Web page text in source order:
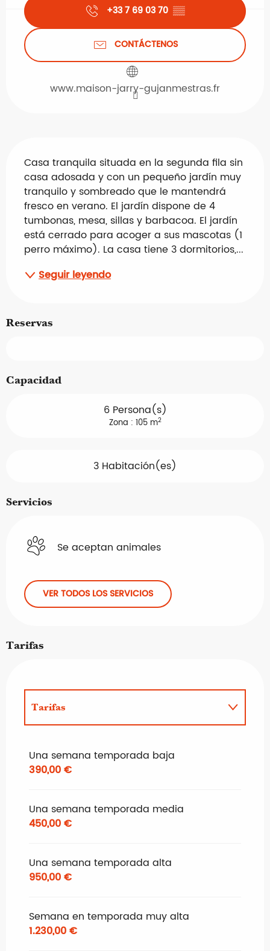
+33 7 69 03 70 ▒▒
CONTÁCTENOS
www.maison-jarry-gujanmestras.fr
Casa tranquila situada en la segunda fila sin
casa adosada y con un pequeño jardín muy
tranquilo y sombreado que le mantendrá
fresco en verano. El jardín dispone de 4
tumbonas, mesa, sillas y barbacoa. El jardín
está cerrado para acoger a sus mascotas (1
perro máximo). La casa tiene 3 dormitorios,...
Seguir leyendo
Reservas
Capacidad
6 Persona(s)
Zona : 105 m2
3 Habitación(es)
Servicios
Se aceptan animales
VER TODOS LOS SERVICIOS
Tarifas
Tarifas
Una semana temporada baja
390,00 €
Una semana temporada media
450,00 €
Una semana temporada alta
950,00 €
Semana en temporada muy alta
1.230,00 €